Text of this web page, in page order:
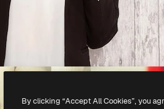
Mobile App
Alle Magnific-Tools
Alle Rechte vorbehalten
By clicking “Accept All Cookies”, you